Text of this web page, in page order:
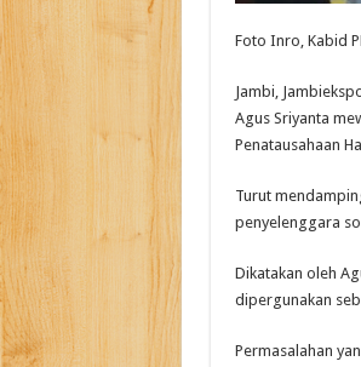
Foto Inro, Kabid
Jambi,
Agus Sriyanta
Penatausahaan
Turut
penyelenggara
Dikatakan oleh
dipergunakan
Permasalahan